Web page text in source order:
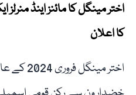
اختر مینگل کا مائنز اینڈ
کا اعلان